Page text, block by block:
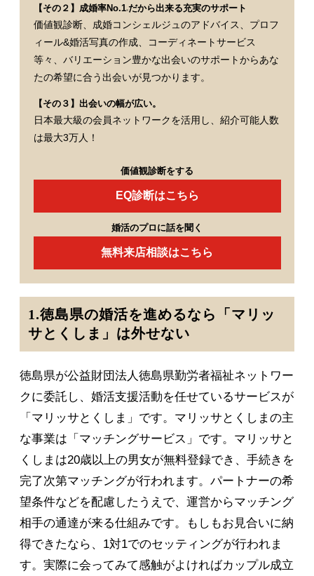
【その２】成婚率No.1※だから出来る充実のサポート
価値観診断、成婚コンシェルジュのアドバイス、プロフ
ィール&婚活写真の作成、コーディネートサービス
等々、バリエーション豊かな出会いのサポートからあな
たの希望に合う出会いが見つかります。
【その３】出会いの幅が広い。
日本最大級の会員ネットワークを活用し、紹介可能人数
は最大3万人！
価値観診断をする
EQ診断はこちら
婚活のプロに話を聞く
無料来店相談はこちら
1.徳島県の婚活を進めるなら「マリッ
サとくしま」は外せない
徳島県が公益財団法人徳島県勤労者福祉ネットワー
クに委託し、婚活支援活動を任せているサービスが
「マリッサとくしま」です。マリッサとくしまの主
な事業は「マッチングサービス」です。マリッサと
くしまは20歳以上の男女が無料登録でき、手続きを
完了次第マッチングが行われます。パートナーの希
望条件などを配慮したうえで、運営からマッチング
相手の通達が来る仕組みです。もしもお見合いに納
得できたなら、1対1でのセッティングが行われま
す。実際に会ってみて感触がよければカップル成立